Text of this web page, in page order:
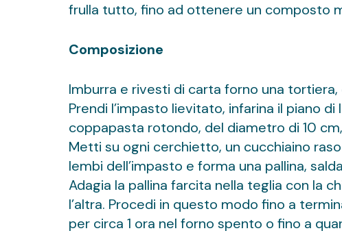
frulla tutto, fino ad ottenere un composto
Composizione
Imburra e rivesti di carta forno una
Prendi l’impasto lievitato, infarina il piano
coppapasta rotondo, del diametro di 10
Metti su ogni cerchietto, un cucchiaino
lembi dell’impasto e forma una pallina,
Adagia la pallina farcita nella teglia con la
l’altra. Procedi in questo modo fino a
per circa 1 ora nel forno spento o fino a